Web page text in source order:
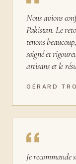
Nous avions
Pakistan. Le
tenons
soigné et
artisans et le
GÉRARD
Je recommande